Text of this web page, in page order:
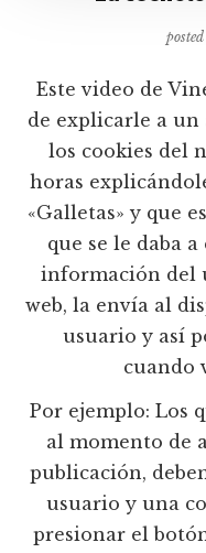
Este video de
de explicarle a un
los cookies del
horas
«Galletas» y que
que se le daba
información del
web, la envía al
usuario y así
cuando
Por ejemplo: Los
al momento de
publicación,
usuario y una
presionar el